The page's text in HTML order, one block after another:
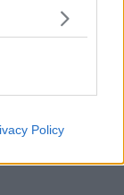
Policy